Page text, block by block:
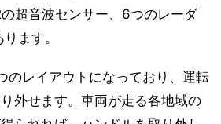
超音波センサー、6つのレーダ
ます。
のレイアウトになっており、運転
外せます。車両が走る各地域の